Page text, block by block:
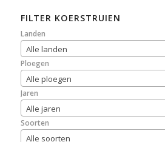
FILTER KOERSTRUIEN
Landen
Alle landen
Ploegen
Alle ploegen
Jaren
Alle jaren
Soorten
Alle soorten